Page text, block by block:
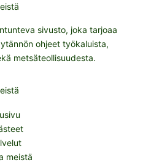
sivusto, joka tarjoaa
ohjeet työkaluista,
metsäteollisuudesta.
meistä